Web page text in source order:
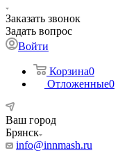
Заказать звонок
Задать вопрос
Войти
Корзина0
Отложенные0
Ваш город
Брянск
info@innmash.ru